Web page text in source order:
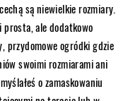
są niewielkie rozmiary.
prosta, ale dodatkowo
przydomowe ogródki gdzie
swoimi rozmiarami ani
o zamaskowaniu